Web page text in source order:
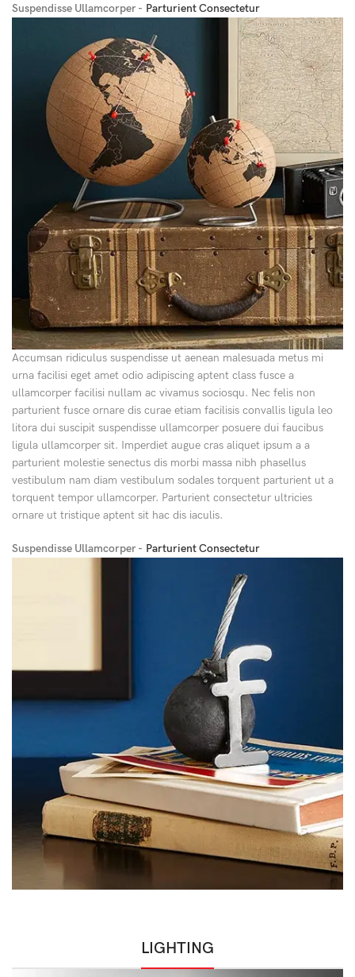
Suspendisse Ullamcorper - Parturient Consectetur
Accumsan ridiculus suspendisse ut aenean malesuada metus mi
urna facilisi eget amet odio adipiscing aptent class fusce a
ullamcorper facilisi nullam ac vivamus sociosqu. Nec felis non
parturient fusce ornare dis curae etiam facilisis convallis ligula leo
litora dui suscipit suspendisse ullamcorper posuere dui faucibus
ligula ullamcorper sit. Imperdiet augue cras aliquet ipsum a a
parturient molestie senectus dis morbi massa nibh phasellus
vestibulum nam diam vestibulum sodales torquent parturient ut a
torquent tempor ullamcorper. Parturient consectetur ultricies
ornare ut tristique aptent sit hac dis iaculis.
Suspendisse Ullamcorper - Parturient Consectetur
LIGHTING